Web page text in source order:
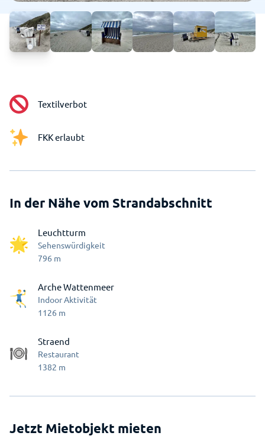
Textilverbot
FKK erlaubt
In der Nähe vom Strandabschnitt
Leuchtturm
Sehenswürdigkeit
796 m
Arche Wattenmeer
Indoor Aktivität
1126 m
Straend
Restaurant
1382 m
Jetzt Mietobjekt mieten